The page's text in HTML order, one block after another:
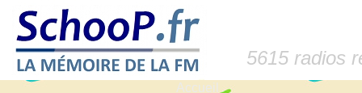
5615 radios
Accueil